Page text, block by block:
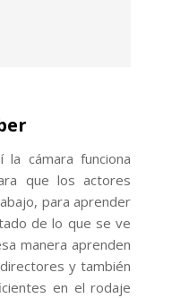
cámara funciona
que los actores
para aprender
de lo que se ve
manera aprenden
y también
en el rodaje